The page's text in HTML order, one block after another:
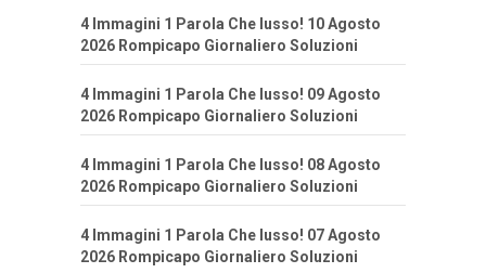
4 Immagini 1 Parola Che lusso! 10 Agosto
2026 Rompicapo Giornaliero Soluzioni
4 Immagini 1 Parola Che lusso! 09 Agosto
2026 Rompicapo Giornaliero Soluzioni
4 Immagini 1 Parola Che lusso! 08 Agosto
2026 Rompicapo Giornaliero Soluzioni
4 Immagini 1 Parola Che lusso! 07 Agosto
2026 Rompicapo Giornaliero Soluzioni